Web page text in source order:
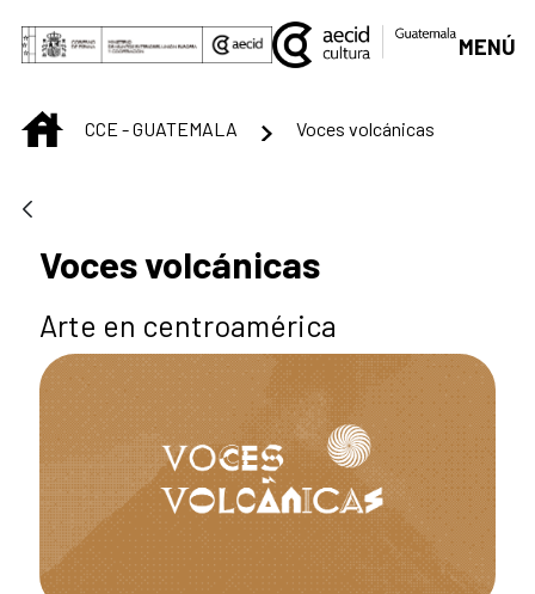
Saltar al contenido principal
MENÚ
INICIOCCE - GUATEMALA Voces volcánicas
Voces volcánicas
Arte en centroamérica